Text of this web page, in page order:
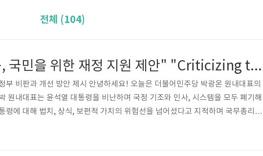
전체 (104)
"대통령 비난과 해임요구, 국민을 위한 재정 지원 제안" "Criticizing the president, demanding his dismissal, and proposing financial aid for the people"
부 비판과 개선 방안 제시 안녕하세요! 오늘은 더불어민주당 박광온 원내대표의
원내대표는 윤석열 대통령을 비난하며 국정 기조와 인사, 시스템을 모두 폐기해
령에 대해 법치, 상식, 보편적 가치의 위험선을 넘어섰다고 지적하며 국무총리
민주당 이재명 대표에 대한 검찰의 행보를 비난하고, 정치감사를 중단해야 한